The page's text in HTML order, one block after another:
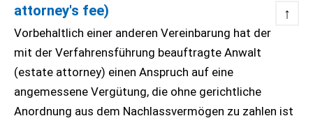
attorney's fee)
↑
Vorbehaltlich einer anderen Vereinbarung hat der
mit der Verfahrensführung beauftragte Anwalt
(estate attorney) einen Anspruch auf eine
angemessene Vergütung, die ohne gerichtliche
Anordnung aus dem Nachlassvermögen zu zahlen ist